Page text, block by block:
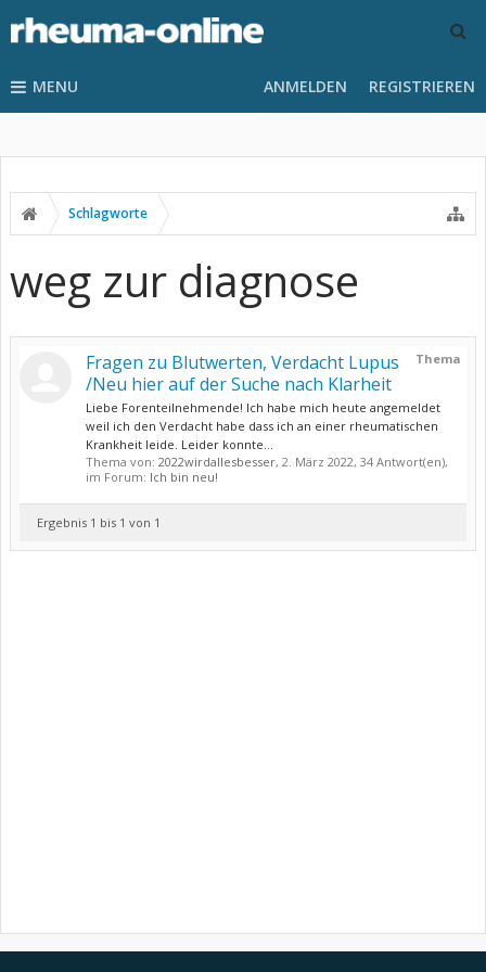
MENU ANMELDEN REGISTRIEREN
Schlagworte
weg zur diagnose
Thema
Fragen zu Blutwerten, Verdacht Lupus
/Neu hier auf der Suche nach Klarheit
Liebe Forenteilnehmende! Ich habe mich heute angemeldet
weil ich den Verdacht habe dass ich an einer rheumatischen
Krankheit leide. Leider konnte...
Thema von: 2022wirdallesbesser, 2. März 2022, 34 Antwort(en),
im Forum: Ich bin neu!
Ergebnis 1 bis 1 von 1